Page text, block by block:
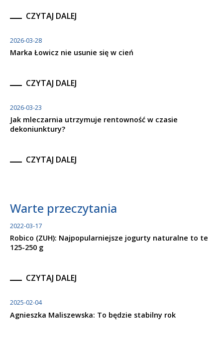
CZYTAJ DALEJ
2026-03-28
Marka Łowicz nie usunie się w cień
CZYTAJ DALEJ
2026-03-23
Jak mleczarnia utrzymuje rentowność w czasie
dekoniunktury?
CZYTAJ DALEJ
Warte przeczytania
2022-03-17
Robico (ZUH): Najpopularniejsze jogurty naturalne to te
125-250 g
CZYTAJ DALEJ
2025-02-04
Agnieszka Maliszewska: To będzie stabilny rok